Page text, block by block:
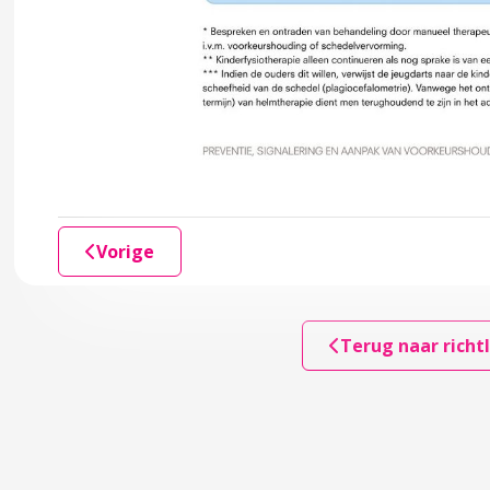
diagnostiek en behandeling
over 4 Preventie
Behandelen en begeleiden
over 5 Behandelen en begeleiden
Vorige
Terug naar